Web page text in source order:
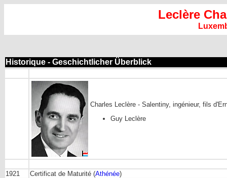
Leclère
Historique - Geschichtlicher Überblick
Charles Leclère - Salentiny, ingénieur, fils
Guy Leclère
1921 Certificat de Maturité (Athénée)